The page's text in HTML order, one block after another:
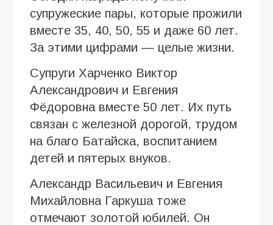
супружеские пары, которые прожили
вместе 35, 40, 50, 55 и даже 60 лет.
За этими цифрами — целые жизни.
Супруги Харченко Виктор
Александрович и Евгения
Фёдоровна вместе 50 лет. Их путь
связан с железной дорогой, трудом
на благо Батайска, воспитанием
детей и пятерых внуков.
Александр Васильевич и Евгения
Михайловна Гаркуша тоже
отмечают золотой юбилей. Он